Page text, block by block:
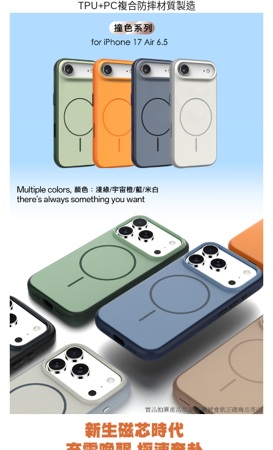
TPU+PC複合防摔材質製造